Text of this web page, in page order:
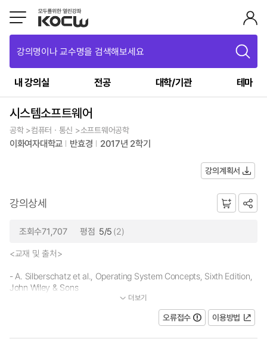
강의명이나 교수명을 검색해보세요
내 강의실 전공 대학/기관 테마
시스템소프트웨어
공학 >컴퓨터ㆍ통신 >소프트웨어공학
이화여자대학교 반효경 2017년 2학기
강의계획서
강의상세
조회수71,707 평점 5/5 (2)
<교재 및 출처>
- A. Silberschatz et al., Operating System Concepts, Sixth Edition,
John Wiley & Sons
더보기
오류접수 이용방법